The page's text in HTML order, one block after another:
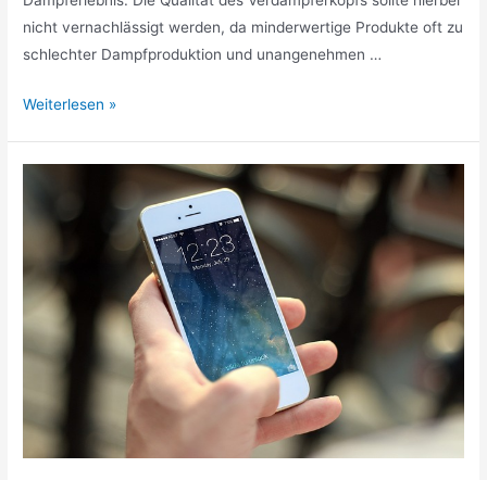
nicht vernachlässigt werden, da minderwertige Produkte oft zu
schlechter Dampfproduktion und unangenehmen …
Der
Weiterlesen »